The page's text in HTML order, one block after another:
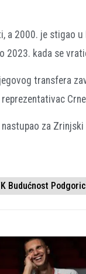
2000. je stigao
2023. kada se
transfera
za
Budućnost